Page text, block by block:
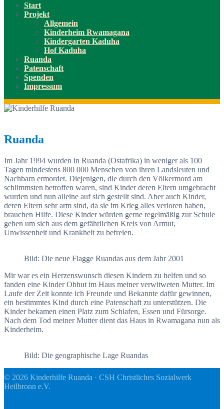
Start
Projekt
Allgemein
Kinderheim Rwamagana
Kindergarten Kaduha
Hof Kaduha
Ruanda
Patenschaft
Spenden
Impressum
Ruanda
Im Jahr 1994 wurden in Ruanda (Ostafrika) in weniger als 100
Tagen mindestens 800 000 Menschen von ihren Landsleuten und
Nachbarn ermordet. Diejenigen, die durch den Völkermord am
schlimmsten betroffen waren, sind Kinder deren Eltern umgebracht
wurden und nun alleine auf sich gestellt sind. Aber auch Kinder,
deren Eltern sehr arm sind, da sie im Krieg alles verloren haben,
brauchen Hilfe. Diese Kinder würden gerne regelmäßig zur Schule
gehen um sich aus dem gefährlichen Kreis von Armut,
Unwissenheit und Krankheit zu befreien.
Bild: Die neue Flagge Ruandas aus dem Jahr 2001
Mir war es ein Herzenswunsch diesen Kindern zu helfen und so
fanden eine Kinder Obhut im Haus meiner verwitweten Mutter. Im
Laufe der Zeit konnte ich Freunde und Bekannte dafür gewinnen,
ein bestimmtes Kind durch eine Patenschaft zu unterstützen. Die
Kinder bekamen einen Platz zum Schlafen, Essen und Fürsorge.
Nach dem Tod meiner Mutter dient das Haus in Rwamagana nun als
Kinderheim.
Bild: Die geographische Lage Ruandas
© 2026 Kinderhilfe Ruanda · CSH Christliches Sozialwerk
Heilbronn e.V.